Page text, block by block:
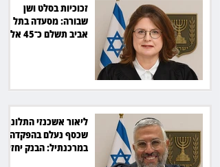
זכוכיות בסלט ושן
שבורה: מסעדה בתל
אביב תשלם כ־45 אלף
ליאור אשכנזי התלונן
שכסף נעלם בהפקדה
במרכנתיל: הבנק יחזיר